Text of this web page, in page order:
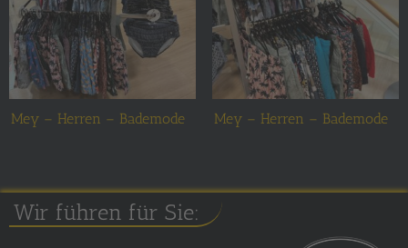
Mey – Herren – Bademode Mey – Herren – Bademode
Wir führen für Sie: